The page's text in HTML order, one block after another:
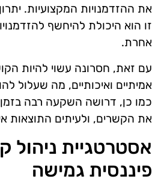
את ההזדמנויות המקצועיות.
זו הוא היכולת להיחשף
אחרת.
עם זאת, חסרונה עשוי להיות
אמיתיים ואיכותיים, מה שעלול
כמו כן, דרושה השקעה רבה
את הקשרים, ולעיתים התוצאות
אסטרטגיית ניהול
פיננסית גמישה